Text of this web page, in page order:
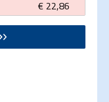
€ 22,86